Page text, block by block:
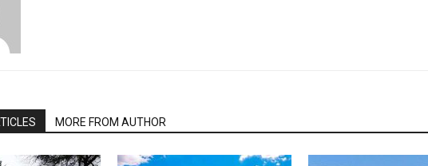
MORE FROM AUTHOR